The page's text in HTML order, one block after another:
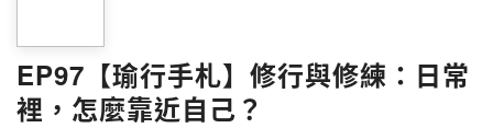
EP97【瑜行手札】修行與修練：日常
裡，怎麼靠近自己？